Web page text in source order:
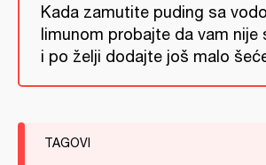
Kada zamutite puding sa
limunom probajte da vam nije
i po želji dodajte još malo
TAGOVI